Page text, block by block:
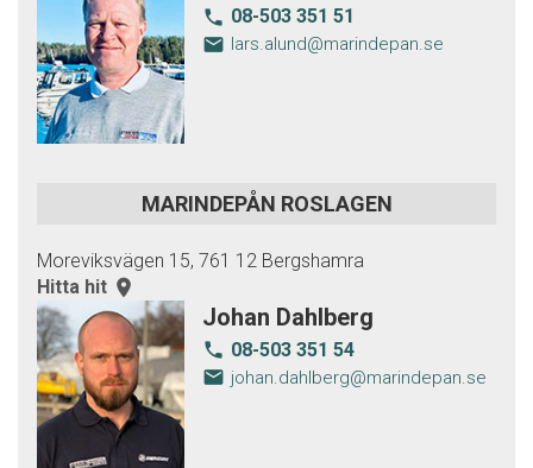
local_phone 08-503 351 51
email lars.alund@marindepan.se
MARINDEPÅN ROSLAGEN
Moreviksvägen 15, 761 12 Bergshamra
Hitta hit room
Johan Dahlberg
local_phone 08-503 351 54
email johan.dahlberg@marindepan.se